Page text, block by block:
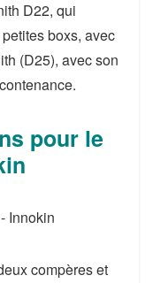
D22, qui
boxs, avec
(D25), avec son
pour le
compères et